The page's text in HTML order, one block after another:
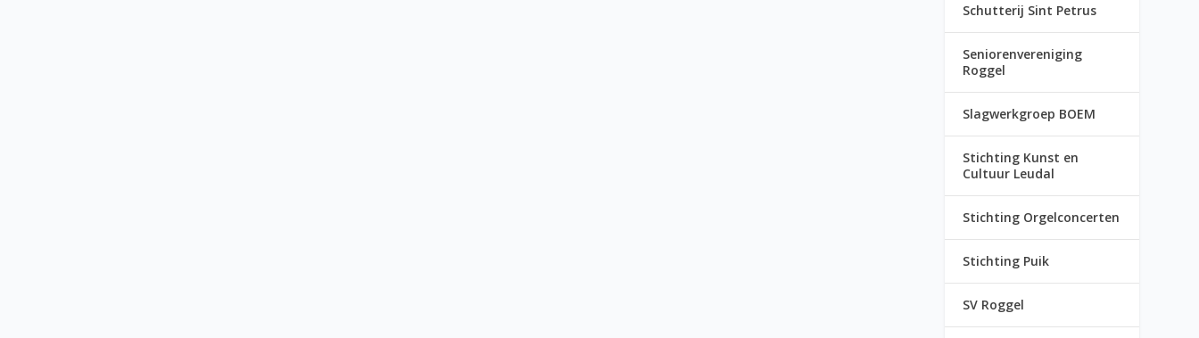
Schutterij Sint Petrus
Seniorenvereniging
Roggel
Slagwerkgroep BOEM
Stichting Kunst en
Cultuur Leudal
Stichting Orgelconcerten
Stichting Puik
SV Roggel